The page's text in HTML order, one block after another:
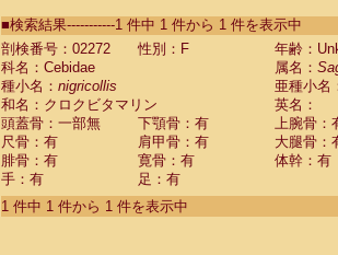
CebidaeSaguinus labiatus(0)
Cebidae Saguinus leucopus (0)
Cebidae
CebidaeSaguinus mystax
CebidaeSaguinus nigricollis (1)
Cebidae Saguinus oedipus
Cebidae Saguinus weddelli
Cebidae Saguinusspp.
Cebidae Aotus trivirgatus
Cebidae Cebus albifrons
■検索結果-----------1 件中 1 件から 1 件を表示中
剖検番号：02272
性別：F
年齢：
科名：Cebidae
属名：
種小名： nigricollis
亜種小名
和名：クロクビタマリン
英名：
頭蓋骨：一部無
下顎骨：有
上腕骨：
尺骨：有
肩甲骨：有
大腿骨：
腓骨：有
寛骨：有
体幹：有
手：有
足：有
1 件中 1 件から 1 件を表示中